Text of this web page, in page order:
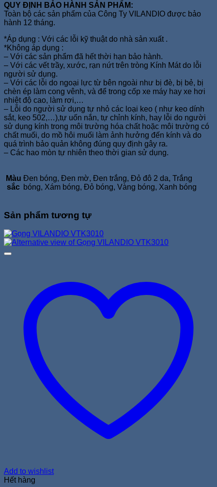
QUY ĐỊNH BẢO HÀNH SẢN PHẨM:
Toàn bộ các sản phẩm của Công Ty VILANDIO được bảo
hành 12 tháng.
*Áp dụng : Với các lỗi kỹ thuật do nhà sản xuất .
*Không áp dụng :
– Với các sản phẩm đã hết thời hạn bảo hành.
– Với các vết trầy, xước, rạn nứt trên tròng Kính Mát do lỗi
người sử dụng.
– Với các lỗi do ngoại lực từ bên ngoài như bị đè, bị bẻ, bị
chèn ép làm cong vênh, và để trong cốp xe máy hay xe hơi
nhiệt độ cao, làm rơi,…
– Lỗi do người sử dụng tự nhỏ các loại keo ( như keo dính
sắt, keo 502,…),tự uốn nắn, tự chỉnh kính, hay lỗi do người
sử dụng kính trong môi trường hóa chất hoặc môi trường có
chất muối, do mồ hôi muối làm ảnh hưởng đến kính và do
quá trình bảo quản không đúng quy định gây ra.
– Các hao mòn tự nhiên theo thời gian sử dụng.
Màu
sắc
Đen bóng, Đen mờ, Đen trắng, Đỏ đô 2 da, Trắng
bóng, Xám bóng, Đỏ bóng, Vàng bóng, Xanh bóng
Sản phẩm tương tự
Add to wishlist
Hết hàng